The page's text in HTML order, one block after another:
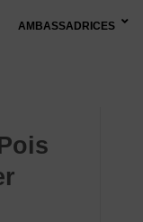
AMBASSADRICES